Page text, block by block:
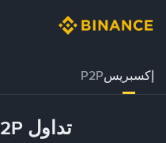
إكسبريسP2P
تداول P2P إكسبريس